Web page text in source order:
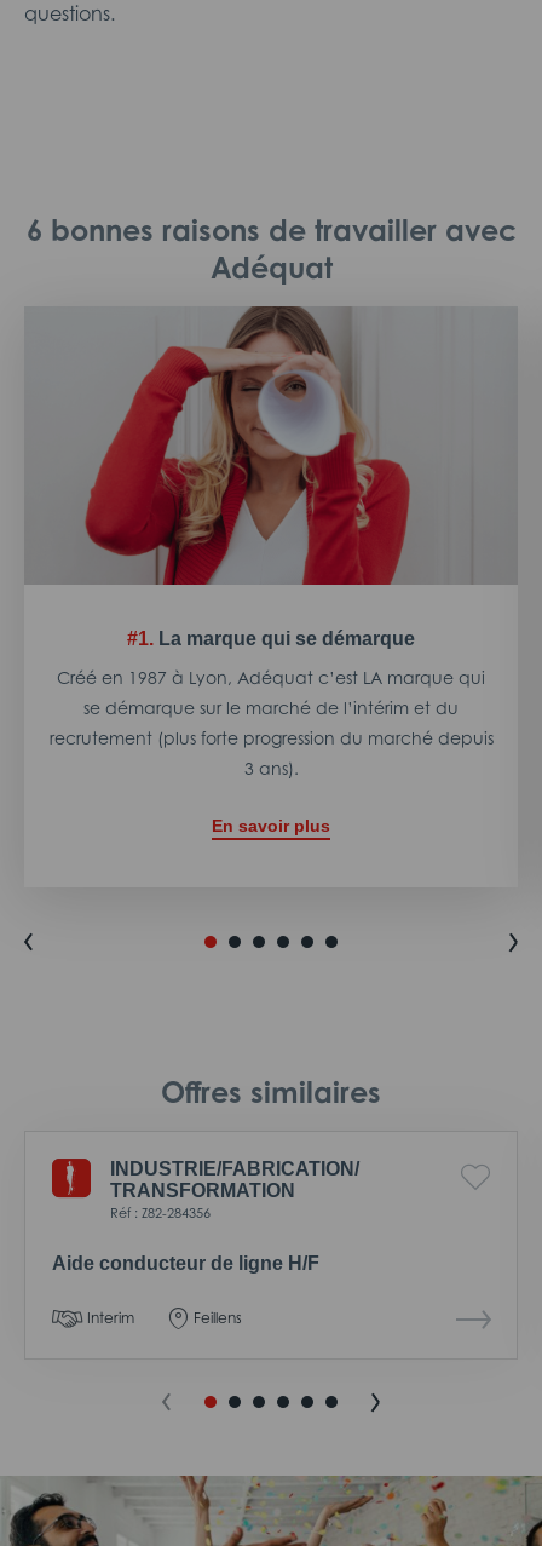
questions.
6 bonnes raisons de travailler avec
Adéquat
#1. La marque qui se démarque
Créé en 1987 à Lyon, Adéquat c’est LA marque qui
se démarque sur le marché de l’intérim et du
recrutement (plus forte progression du marché depuis
3 ans).
En savoir plus
Offres similaires
INDUSTRIE/FABRICATION/
TRANSFORMATION
Réf : Z82-284356
Aide conducteur de ligne H/F
Interim Feillens